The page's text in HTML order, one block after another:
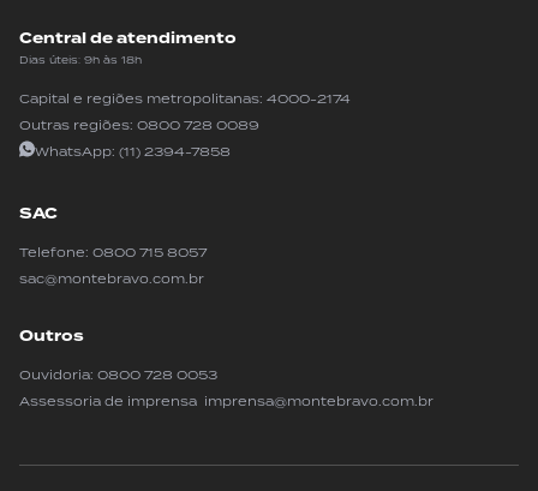
Central de atendimento
Dias úteis: 9h às 18h
Capital e regiões metropolitanas: 4000-2174
Outras regiões: 0800 728 0089
WhatsApp: (11) 2394-7858
SAC
Telefone: 0800 715 8057
sac@montebravo.com.br
Outros
Ouvidoria: 0800 728 0053
Assessoria de imprensa imprensa@montebravo.com.br